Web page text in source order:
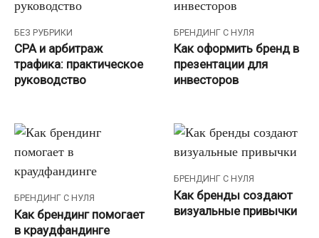
БЕЗ РУБРИКИ
СРА и арбитраж
трафика: практическое
руководство
БРЕНДИНГ С НУЛЯ
Как оформить бренд в
презентации для
инвесторов
БРЕНДИНГ С НУЛЯ
Как брендинг помогает
в краудфандинге
БРЕНДИНГ С НУЛЯ
Как бренды создают
визуальные привычки